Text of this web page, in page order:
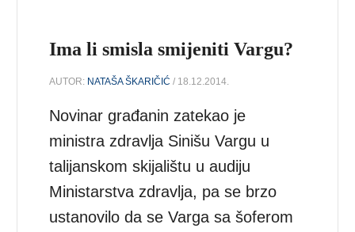
Ima li smisla smijeniti Vargu?
AUTOR: NATAŠA ŠKARIČIĆ / 18.12.2014.
Novinar građanin zatekao je
ministra zdravlja Sinišu Vargu u
talijanskom skijalištu u audiju
Ministarstva zdravlja, pa se brzo
ustanovilo da se Varga sa šoferom